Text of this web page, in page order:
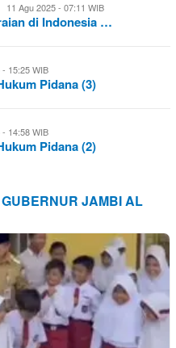
11 Agu 2025 - 07:11 WIB
di Indonesia …
15:25 WIB
Pidana (3)
14:58 WIB
Pidana (2)
JAMBI AL